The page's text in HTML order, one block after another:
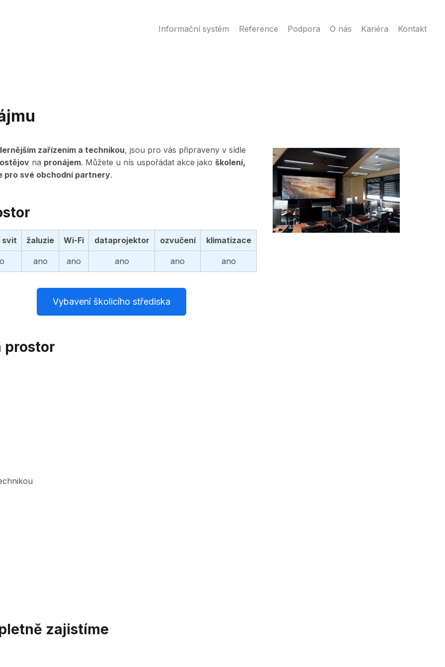
Informační systém Reference Podpora O nás Kariéra Kontakt
zařízením a technikou, jsou pro vás připraveny v sídle
na pronájem. Můžete u nís uspořádat akce jako školení,
pro své obchodní partnery.
svit žaluzie Wi-Fi dataprojektor ozvučení klimatizace
ano ano ano ano ano
Vybavení školicího střediska
prostor
zajistíme